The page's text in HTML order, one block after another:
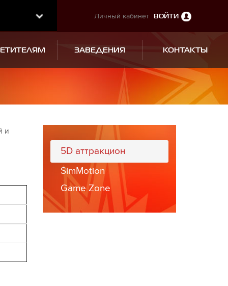
Личный кабинет ВОЙТИ
ЗАВЕДЕНИЯ КОНТАКТЫ
и
5D аттракцион
SimMotion
Game Zone